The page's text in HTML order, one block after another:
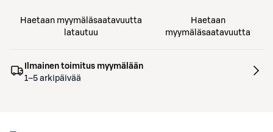
Haetaan myymäläsaatavuutta
latautuu
Haetaan
myymäläsaatavuutta
Ilmainen toimitus myymälään
1–5 arkipäivää